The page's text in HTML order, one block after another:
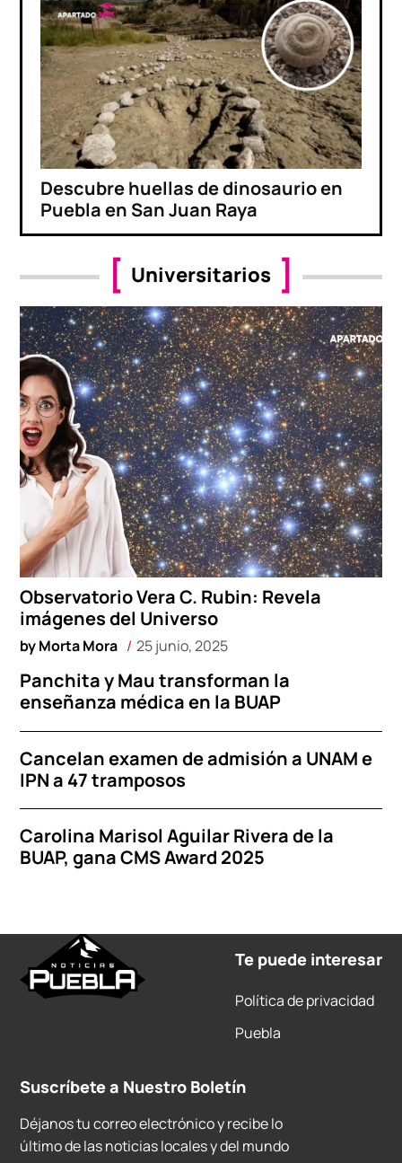
Descubre huellas de dinosaurio en
Puebla en San Juan Raya
Universitarios
Observatorio Vera C. Rubin: Revela
imágenes del Universo
byMorta Mora 25 junio, 2025
Panchita y Mau transforman la
enseñanza médica en la BUAP
Cancelan examen de admisión a UNAM e
IPN a 47 tramposos
Carolina Marisol Aguilar Rivera de la
BUAP, gana CMS Award 2025
Te puede interesar
Política de privacidad
Puebla
Suscríbete a Nuestro Boletín
Déjanos tu correo electrónico y recibe lo
último de las noticias locales y del mundo